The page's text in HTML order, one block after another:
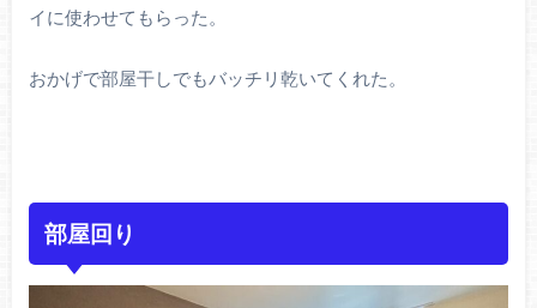
イに使わせてもらった。
おかげで部屋干しでもバッチリ乾いてくれた。
部屋回り